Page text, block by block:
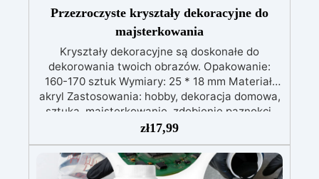
Przezroczyste kryształy dekoracyjne do
majsterkowania
Kryształy dekoracyjne są doskonałe do
dekorowania twoich obrazów. Opakowanie:
160-170 sztuk Wymiary: 25 * 18 mm Materiał:
akryl Zastosowania: hobby, dekoracja domowa,
sztuka, majsterkowanie, zdobienie paznokci.
Sposób użycia: umieść na podłożu, tworząc
dowolny wzór, a następnie wlej na nie żywicę.
Poczekaj, aż żywica stężeje. Można kolorować
dowolnym barwnikiem.
zł17,99